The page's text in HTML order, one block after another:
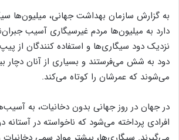
به گزارش سازمان بهداشت جهانی، میلیون‌ها
دارد به میلیون‌ها مردم غیرسیگاری آسیب
نزدیک دود سیگاری‌ها و استفاده ‌کنندگان از پیپ
دود به شش می‌فرستند و بسیاری از آنان دچار
می‌شوند که عمرشان را کوتاه می‌کند.
در جهان در روز جهانی بدون دخانیات، به
افرادی ‌پرداخته می‌شود که ناخواسته در آستانه